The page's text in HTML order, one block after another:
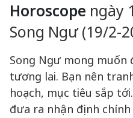
Horoscope ngày
Song Ngư (19/2-
Song Ngư mong muốn
tương lai. Bạn nên
hoạch, mục tiêu sắp
đưa ra nhận định chính